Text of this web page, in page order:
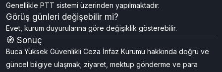
Genellikle PTT sistemi üzerinden yapılmaktadır.
Görüş günleri değişebilir mi?
Evet, kurum duyurularına göre değişiklik gösterebilir.
🧭 Sonuç
Buca Yüksek Güvenlikli Ceza İnfaz Kurumu hakkında doğru ve
güncel bilgiye ulaşmak; ziyaret, mektup gönderme ve para